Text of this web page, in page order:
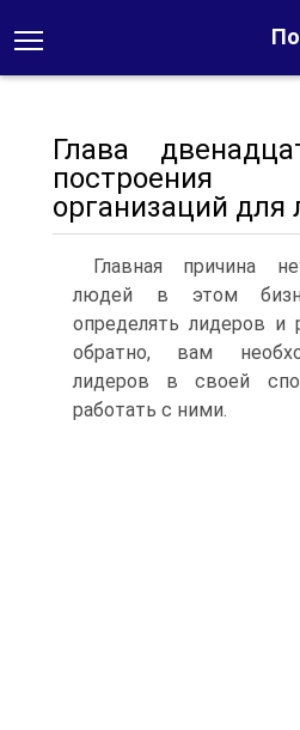
Глава
организаций для
Главная причина
людей в этом
определять лидеров и
обратно, вам
лидеров в своей
работать с ними.